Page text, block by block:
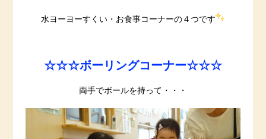
水ヨーヨーすくい・お食事コーナーの４つです
☆☆☆ボーリングコーナー☆☆☆
両手でボールを持って・・・